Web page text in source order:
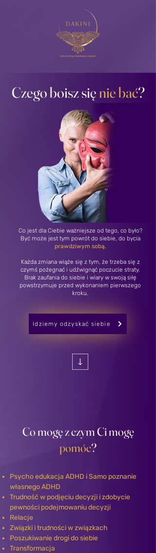
Czego boisz sięnie bać?
Co jest dla Ciebie ważniejsze od tego, co było?
Być może jest tym powrót do siebie, do bycia
prawdziwym sobą.
Każda zmiana wiąże się z tym, że trzeba się z
czymś pożegnać i udźwignąć poczucie straty.
Brak zaufania do siebie i wiary w swoją siłę
powstrzymuje przed wykonaniem pierwszego
kroku.
Idziemy odzyskać siebie
Co mogę z czym Ci mogę
pomóc?
​​Psycho edukacja ADHD i Samo poznanie
własnego ADHD
Trudność w podjęciu decyzji i zdobycie
pewności podejmowaniu decyzji
Relacje
Związki i trudności w związkach
Poszukiwanie drogi do siebie
Transformacja